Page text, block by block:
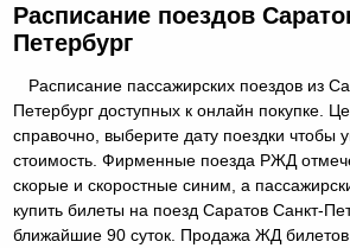
Расписание поездов
Петербург
Расписание пассажирских поездов из
Петербург доступных к онлайн покупке.
справочно, выберите дату поездки чтобы
стоимость. Фирменные поезда РЖД
скорые и скоростные синим, а
купить билеты на поезд Саратов Санкт-
ближайшие 90 суток. Продажа ЖД билетов